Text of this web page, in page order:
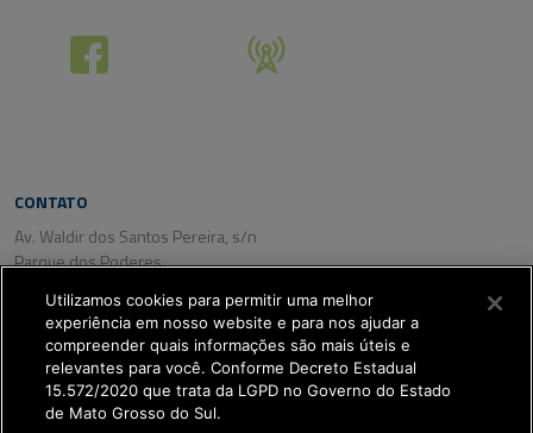
CONTATO
Av. Waldir dos Santos Pereira, s/n
Parque dos Poderes
Campo Grande/ MS
Tel. (67) 3318-2800
Fax: (67) 3318-2809
Utilizamos cookies para permitir uma melhor
experiência em nosso website e para nos ajudar a
compreender quais informações são mais úteis e
relevantes para você. Conforme Decreto Estadual
15.572/2020 que trata da LGPD no Governo do Estado
de Mato Grosso do Sul.